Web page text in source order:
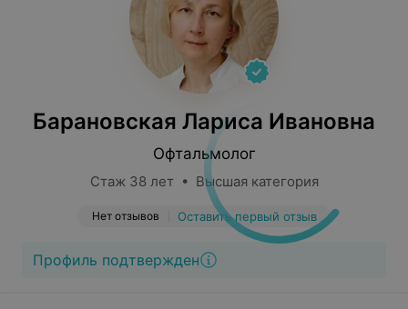
Барановская Лариса Ивановна
Офтальмолог
Стаж 38 лет • Высшая категория
Нет отзывов Оставить первый отзыв
Профиль подтвержден